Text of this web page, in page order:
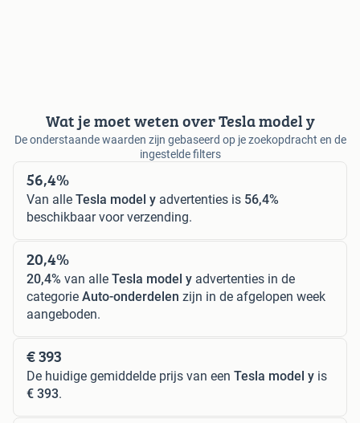
Wat je moet weten over Tesla model y
De onderstaande waarden zijn gebaseerd op je zoekopdracht en de
ingestelde filters
56,4%
Van alle Tesla model y advertenties is 56,4%
beschikbaar voor verzending.
20,4%
20,4% van alle Tesla model y advertenties in de
categorie Auto-onderdelen zijn in de afgelopen week
aangeboden.
€ 393
De huidige gemiddelde prijs van een Tesla model y is
€ 393.